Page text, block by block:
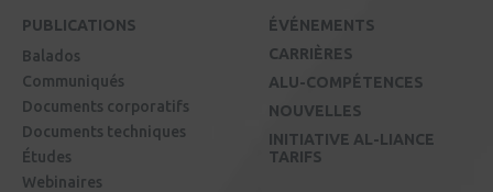
PUBLICATIONS
Balados
Communiqués
Documents corporatifs
Documents techniques
Études
Webinaires
ÉVÉNEMENTS
CARRIÈRES
ALU-COMPÉTENCES
NOUVELLES
INITIATIVE AL-LIANCE
TARIFS